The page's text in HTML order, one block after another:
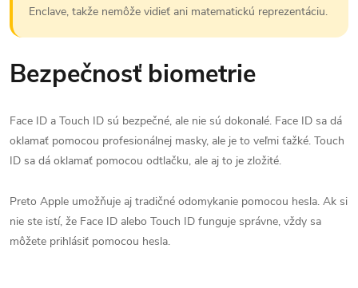
Enclave, takže nemôže vidieť ani matematickú reprezentáciu.
Bezpečnosť biometrie
Face ID a Touch ID sú bezpečné, ale nie sú dokonalé. Face ID sa dá
oklamať pomocou profesionálnej masky, ale je to veľmi ťažké. Touch
ID sa dá oklamať pomocou odtlačku, ale aj to je zložité.
Preto Apple umožňuje aj tradičné odomykanie pomocou hesla. Ak si
nie ste istí, že Face ID alebo Touch ID funguje správne, vždy sa
môžete prihlásiť pomocou hesla.